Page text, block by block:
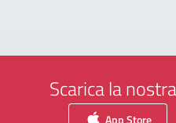
Scarica la
App Store